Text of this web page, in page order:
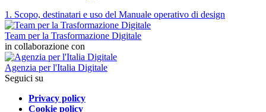
1. Scopo, destinatari e uso del Manuale operativo di design
Team per la Trasformazione Digitale
in collaborazione con
Agenzia per l'Italia Digitale
Seguici su
Privacy policy
Cookie policy